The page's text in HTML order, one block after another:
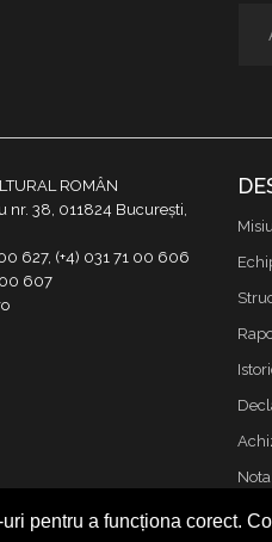
pentru a funcționa corect.
ROMÂN
nr. 38, 011824 București,
627, (+4) 031 71 00 606
00 607